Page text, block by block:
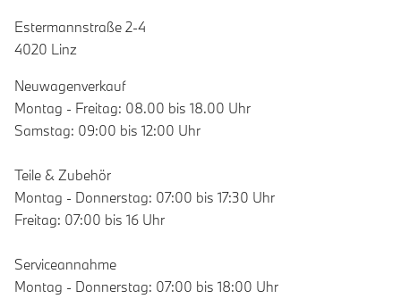
Estermannstraße 2-4
4020 Linz
Neuwagenverkauf
Montag - Freitag: 08.00 bis 18.00 Uhr
Samstag: 09:00 bis 12:00 Uhr
Teile & Zubehör
Montag - Donnerstag: 07:00 bis 17:30 Uhr
Freitag: 07:00 bis 16 Uhr
Serviceannahme
Montag - Donnerstag: 07:00 bis 18:00 Uhr